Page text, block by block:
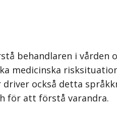
behandlaren i
medicinska
också detta
för att förstå varandra.